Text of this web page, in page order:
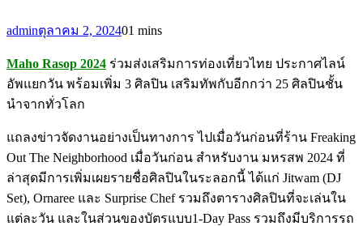
adminตุลาคม 2, 202401 mins
Maho Rasop 2024 ร่วมส่งเสริมการท่องเที่ยวไทย ประกาศไลน์
อัพแยกวัน พร้อมเพิ่ม 3 ศิลปิน เสริมทัพกับอีกกว่า 25 ศิลปินชั้น
นำจากทั่วโลก
แถลงข่าวจัดงานอย่างเป็นทางการ ไปเมื่อวันก่อนที่ร้าน Freaking
Out The Neighborhood เมื่อวันก่อน สำหรับงาน มหรสพ 2024 ที่
ล่าสุดมีการเพิ่มเผยรายชื่อศิลปินในระลอกนี้ ได้แก่ Jitwam (DJ
Set), Ornaree และ Surprise Chef รวมถึงตารางศิลปินที่จะเล่นใน
แต่ละวัน และในส่วนของบัตรแบบ1-Day Pass รวมถึงมีบริการรถ